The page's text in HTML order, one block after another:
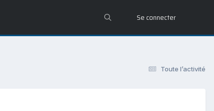
Se connecter
Toute l’activité